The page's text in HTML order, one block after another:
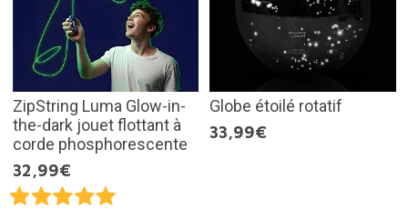
ZipString Luma Glow-in-
the-dark jouet flottant à
corde phosphorescente
32,99€
Globe étoilé rotatif
33,99€